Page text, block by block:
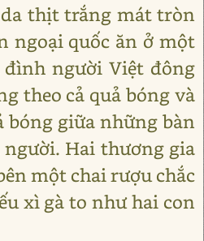
thịt trắng mát tròn
ngoại quốc ăn ở một
người Việt đông
theo cả quả bóng và
bóng giữa những bàn
người. Hai thương gia
một chai rượu chắc
xì gà to như hai con